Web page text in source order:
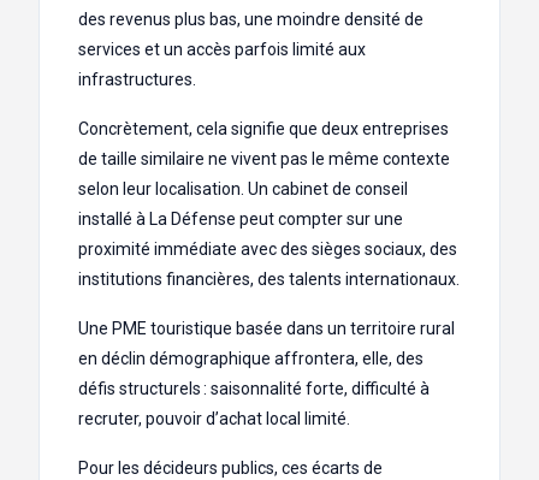
des revenus plus bas, une moindre densité de
services et un accès parfois limité aux
infrastructures.
Concrètement, cela signifie que deux entreprises
de taille similaire ne vivent pas le même contexte
selon leur localisation. Un cabinet de conseil
installé à La Défense peut compter sur une
proximité immédiate avec des sièges sociaux, des
institutions financières, des talents internationaux.
Une PME touristique basée dans un territoire rural
en déclin démographique affrontera, elle, des
défis structurels : saisonnalité forte, difficulté à
recruter, pouvoir d’achat local limité.
Pour les décideurs publics, ces écarts de